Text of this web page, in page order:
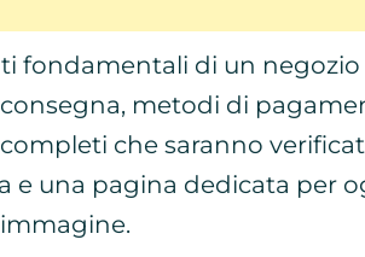
fondamentali di un negozio
metodi di
che saranno
e una pagina dedicata per